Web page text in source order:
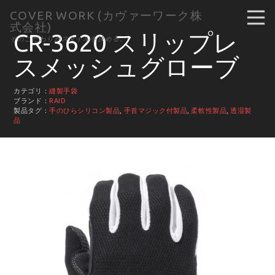
COVER WORK (カヴァーワーク株
式会社)
そのこだわりがスタイルを決める。
CR-3620 スリップレ
スメッシュグローブ
カテゴリ：縫製手袋
ブランド： RAID
製品タグ：手のひらシリコン製品 手首マジック付製品 ,柔軟性製品 ,透湿製
品